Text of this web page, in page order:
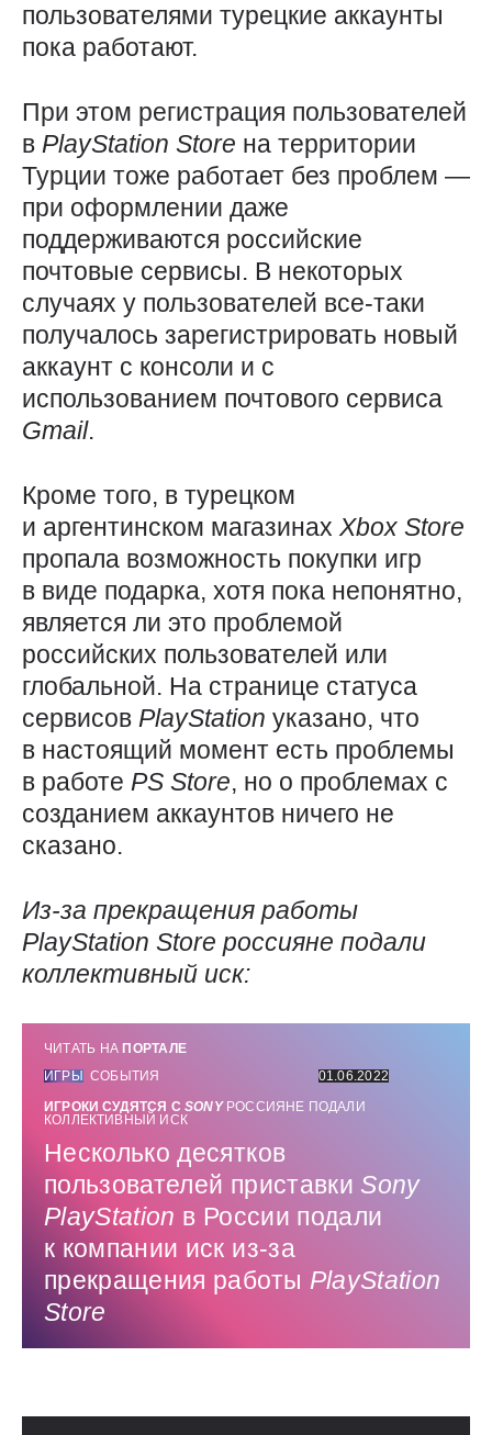
пользователями турецкие аккаунты
пока работают.
При этом регистрация пользователей
в PlayStation Store на территории
Турции тоже работает без проблем —
при оформлении даже
поддерживаются российские
почтовые сервисы. В некоторых
случаях у пользователей все-таки
получалось зарегистрировать новый
аккаунт с консоли и с
использованием почтового сервиса
Gmail.
Кроме того, в турецком
и аргентинском магазинах Xbox Store
пропала возможность покупки игр
в виде подарка, хотя пока непонятно,
является ли это проблемой
российских пользователей или
глобальной. На странице статуса
сервисов PlayStation указано, что
в настоящий момент есть проблемы
в работе PS Store, но о проблемах с
созданием аккаунтов ничего не
сказано.
Из-за прекращения работы
PlayStation Store россияне подали
коллективный иск:
ЧИТАТЬ НА ПОРТАЛЕ
ИГРЫ
СОБЫТИЯ
01.06.2022
ИГРОКИ СУДЯТСЯ СSONY РОССИЯНЕ ПОДАЛИ
КОЛЛЕКТИВНЫЙ ИСК
Несколько десятков
пользователей приставки Sony
PlayStation в России подали
к компании иск из-за
прекращения работы PlayStation
Store